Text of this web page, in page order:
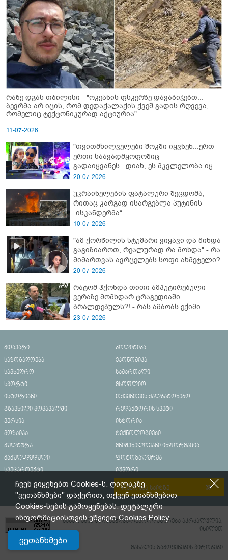
რაზე დგას თბილისი - "ოკეანის ფსკერზე დავაბიჯებთ...
ბევრმა არ იცის, რომ დედაქალაქის ქვეშ გადის რღვევა,
რომელიც ტექტონიკურად აქტიურია"
11-07-2026
"თვითმხილველები შოკში იყვნენ...ერთ-
ერთი საავადმყოფოშიც
გადაიყვანეს...დიახ, ეს მკვლელობა იყო"
- გორში დატრიალებული ტრაგედიის
20-07-2026
უკრაინელების ფატალური შეცდომა,
რითაც კარგად ისარგებლა პუტინის
„ისკანდერმა“
10-07-2026
"ამ ქორწილის სტუმარი ვიყავი და მინდა
გაგიზიაროთ, რეალურად რა მოხდა" - რა
მიმართვას ავრცელებს სოფი ახმეტელი?
20-07-2026
რატომ ჰქონდა თითი ამპუტირებული
ვერაზე მომხდარ ტრაგედიაში
ბრალდებულს?! - რას ამბობს ექიმი
23-07-2026
მთავარი
პოლიტიკა
საზოგადოება
ეკონომიკა
სამხედრო
სამართალი
სპორტი
მსოფლიო
ისტორიანი
თქვენთვის ქალბატონებო
გზავნილი მომავალში
რედაქტორის სვეტი
ვერსია
ისტორია
მოზაიკა
ტექნოლოგიები
კულტურა
მნიშვნელოვანი ინფორმაცია
მამულ-დედული
ფოტოგალერეა
სპეცპროექტი
იუმორი
რეკლამა საიტზე
მასალების გადაბეჭდვა/რეპროდუცირება აკრძალულია,
იხილეთ
მასალის გამოყენების პირობები
ჩვენ ვიყენებთ Cookies-ს. ღილაკზე
"ვეთანხმები" დაჭერით, თქვენ ეთანხმებით
Cookies-სების გამოყენებას. დეტალური
ინფორმაციისთვის ეწვიეთCookies Policy.
ვეთანხმები